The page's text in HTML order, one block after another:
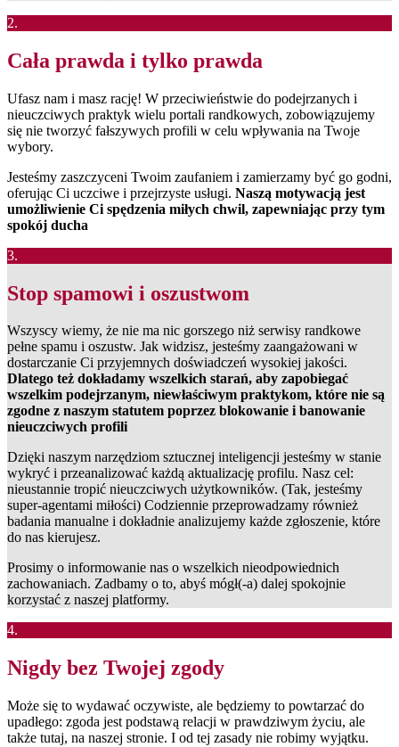
2.
Cała prawda i tylko prawda
Ufasz nam i masz rację! W przeciwieństwie do podejrzanych i
nieuczciwych praktyk wielu portali randkowych, zobowiązujemy
się nie tworzyć fałszywych profili w celu wpływania na Twoje
wybory.
Jesteśmy zaszczyceni Twoim zaufaniem i zamierzamy być go godni,
oferując Ci uczciwe i przejrzyste usługi. Naszą motywacją jest
umożliwienie Ci spędzenia miłych chwil, zapewniając przy tym
spokój ducha
3.
Stop spamowi i oszustwom
Wszyscy wiemy, że nie ma nic gorszego niż serwisy randkowe
pełne spamu i oszustw. Jak widzisz, jesteśmy zaangażowani w
dostarczanie Ci przyjemnych doświadczeń wysokiej jakości.
Dlatego też dokładamy wszelkich starań, aby zapobiegać
wszelkim podejrzanym, niewłaściwym praktykom, które nie są
zgodne z naszym statutem poprzez blokowanie i banowanie
nieuczciwych profili
Dzięki naszym narzędziom sztucznej inteligencji jesteśmy w stanie
wykryć i przeanalizować każdą aktualizację profilu. Nasz cel:
nieustannie tropić nieuczciwych użytkowników. (Tak, jesteśmy
super-agentami miłości) Codziennie przeprowadzamy również
badania manualne i dokładnie analizujemy każde zgłoszenie, które
do nas kierujesz.
Prosimy o informowanie nas o wszelkich nieodpowiednich
zachowaniach. Zadbamy o to, abyś mógł(-a) dalej spokojnie
korzystać z naszej platformy.
4.
Nigdy bez Twojej zgody
Może się to wydawać oczywiste, ale będziemy to powtarzać do
upadłego: zgoda jest podstawą relacji w prawdziwym życiu, ale
także tutaj, na naszej stronie. I od tej zasady nie robimy wyjątku.